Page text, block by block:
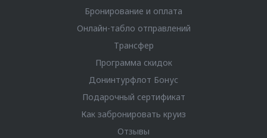
Бронирование и оплата
Онлайн-табло отправлений
Трансфер
Программа скидок
Донинтурфлот Бонус
Подарочный сертификат
Как забронировать круиз
Отзывы